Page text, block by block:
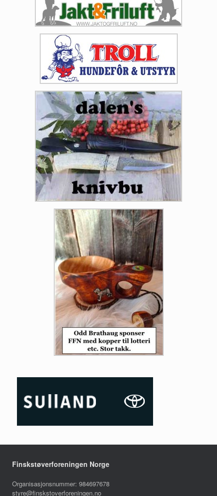
Finskstøverforeningen Norge
Organisasjonsnummer: 984697678
styre@finskstoverforeningen.no